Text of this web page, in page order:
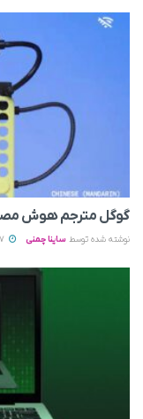
گوگل مترجم هوش
نوشته شده توسط ساینا چمنی